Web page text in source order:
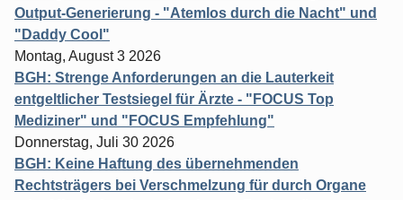
Output-Generierung - "Atemlos durch die Nacht" und
"Daddy Cool"
Montag, August 3 2026
BGH: Strenge Anforderungen an die Lauterkeit
entgeltlicher Testsiegel für Ärzte - "FOCUS Top
Mediziner" und "FOCUS Empfehlung"
Donnerstag, Juli 30 2026
BGH: Keine Haftung des übernehmenden
Rechtsträgers bei Verschmelzung für durch Organe